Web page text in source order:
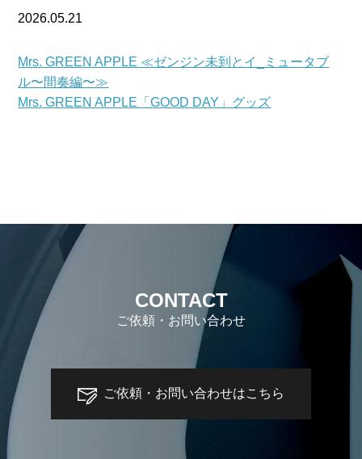
2026.05.21
Mrs. GREEN APPLE ≪ゼンジン未到とイ_ミュータブ
ル〜間奏編〜≫
Mrs. GREEN APPLE「GOOD DAY」グッズ
CONTACT
ご依頼・お問い合わせ
ご依頼・お問い合わせはこちら